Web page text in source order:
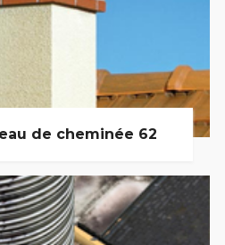
de cheminée 62